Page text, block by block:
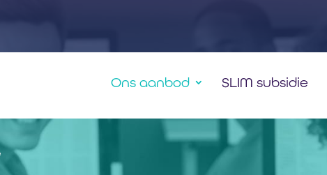
Ons aanbod SLIM subsidie